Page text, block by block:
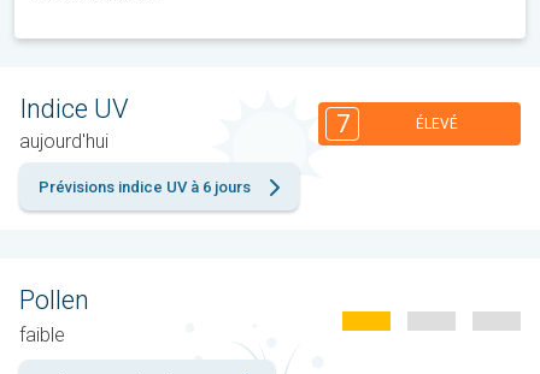
Indice UV
aujourd'hui
7 ÉLEVÉ
Prévisions indice UV à 6 jours
Pollen
faible